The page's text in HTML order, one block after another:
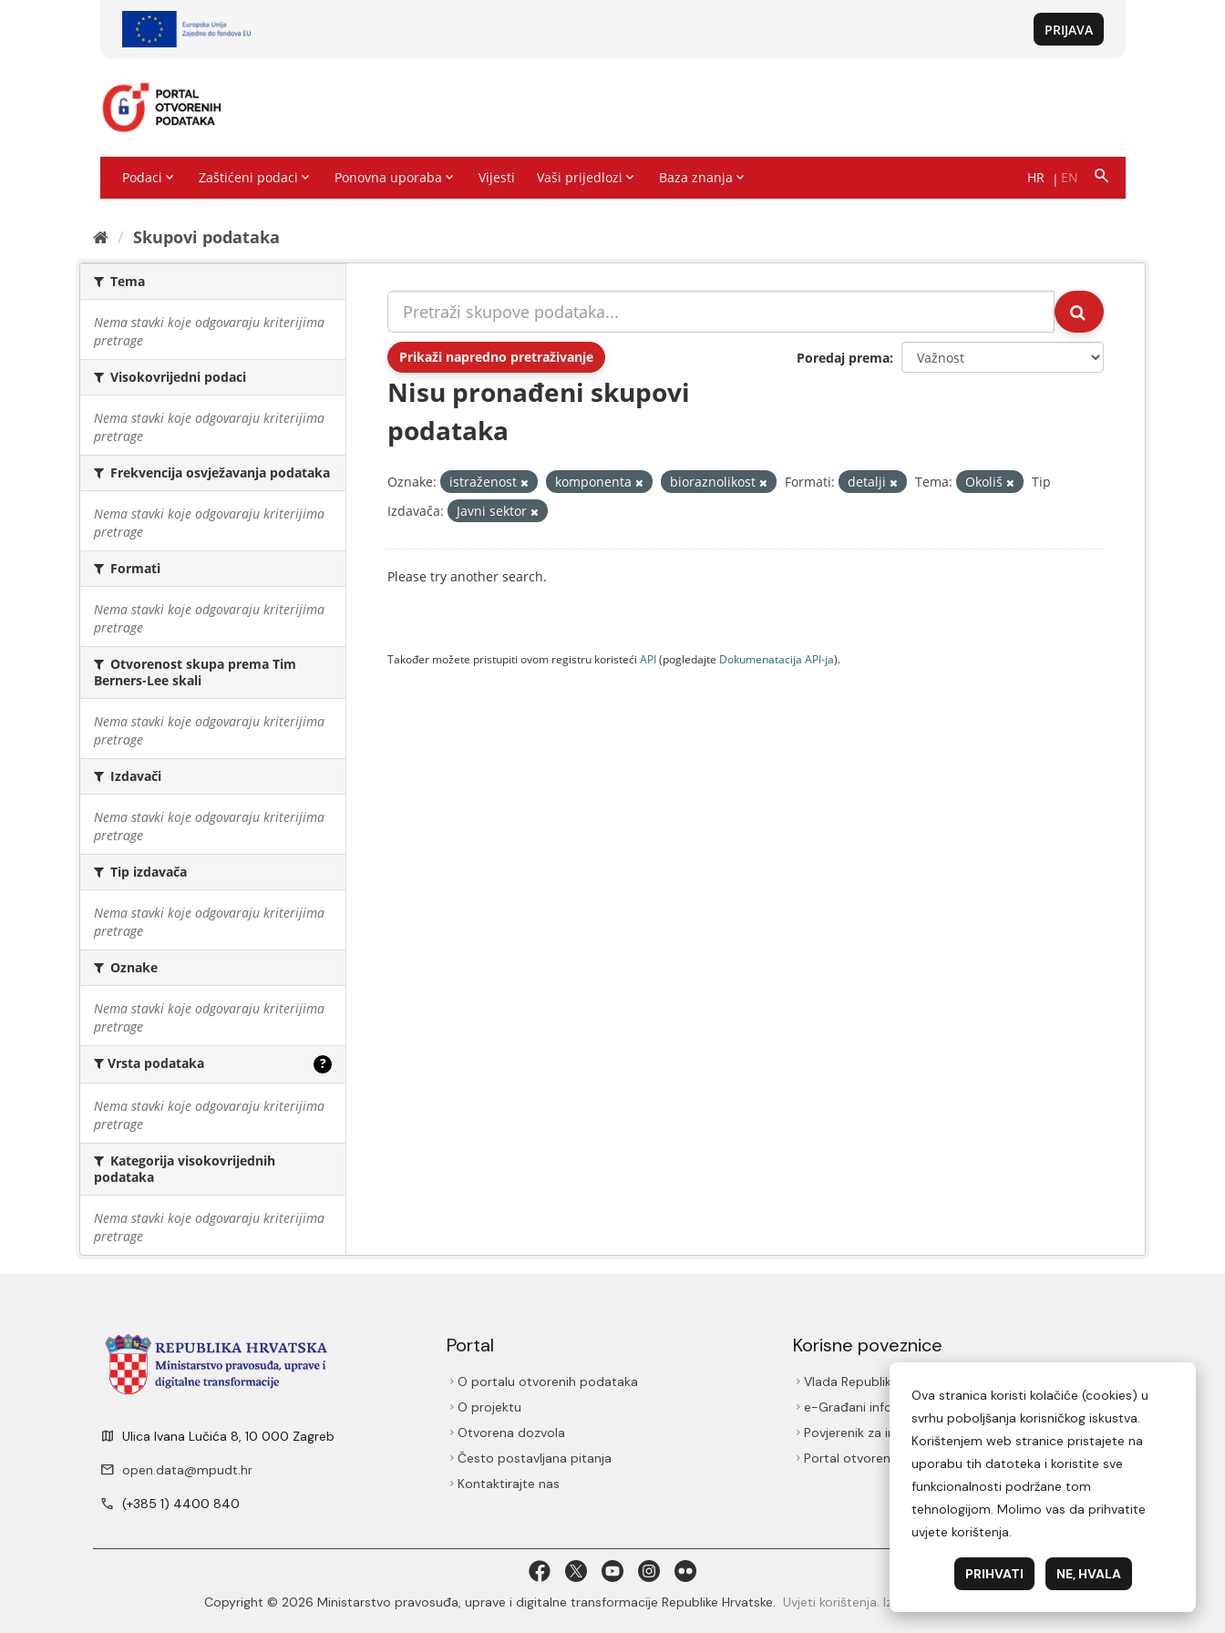
Skupovi podаtаkа
Tema
Nema stavki koje odgovaraju kriterijima
pretrage
Visokovrijedni podaci
Nema stavki koje odgovaraju kriterijima
pretrage
Frekvencija osvježavanja podataka
Nema stavki koje odgovaraju kriterijima
pretrage
Formati
Nema stavki koje odgovaraju kriterijima
pretrage
Otvorenost skupa prema Tim
Berners-Lee skali
Nema stavki koje odgovaraju kriterijima
pretrage
Izdavači
Nema stavki koje odgovaraju kriterijima
pretrage
Tip izdavača
Nema stavki koje odgovaraju kriterijima
pretrage
Oznake
Nema stavki koje odgovaraju kriterijima
pretrage
Vrsta podataka ?
Nema stavki koje odgovaraju kriterijima
pretrage
Kategorija visokovrijednih
podataka
Nema stavki koje odgovaraju kriterijima
pretrage
Prikaži napredno pretraživanje Poredaj prema
Nisu pronađeni skupovi
podataka
Oznake: istraženost komponenta bioraznolikost Formati: detalji Tema: Okoliš
Tip
Izdavača:
Javni sektor
Please try another search.
Također možete pristupiti ovom registru koristeći API(pogledajte Dokumenаtаcijа API-jа).